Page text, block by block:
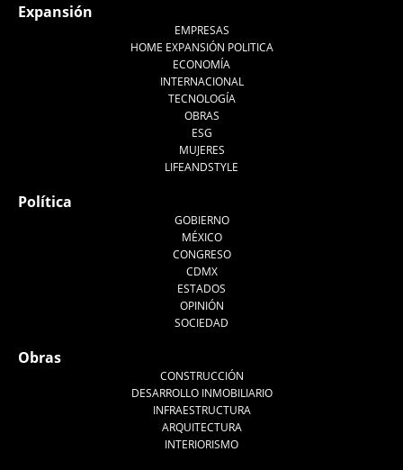
Expansión
EMPRESAS
HOME EXPANSIÓN POLITICA
ECONOMÍA
INTERNACIONAL
TECNOLOGÍA
OBRAS
ESG
MUJERES
LIFEANDSTYLE
Política
GOBIERNO
MÉXICO
CONGRESO
CDMX
ESTADOS
OPINIÓN
SOCIEDAD
Obras
CONSTRUCCIÓN
DESARROLLO INMOBILIARIO
INFRAESTRUCTURA
ARQUITECTURA
INTERIORISMO